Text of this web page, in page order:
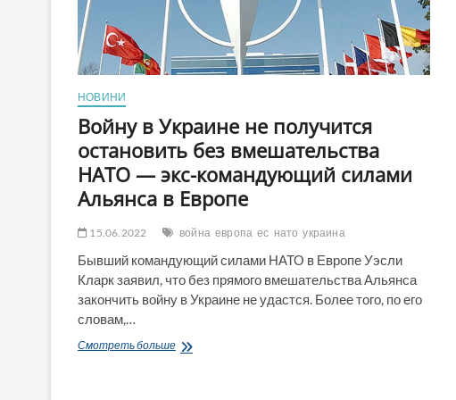
Польського
НОВИНИ
Войну в Украине не получится
остановить без вмешательства
НАТО — экс-командующий силами
Альянса в Европе
15.06.2022 война европа ес нато украина
Бывший командующий силами НАТО в Европе Уэсли
Кларк заявил, что без прямого вмешательства Альянса
закончить войну в Украине не удастся. Более того, по его
словам,…
Смотреть большеВойну